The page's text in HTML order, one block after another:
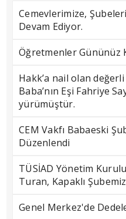
Cemevlerimize,
Devam Ediyor.
Öğretmenler Gününüz
Hakk’a nail olan
Baba’nın Eşi Fahriye
yürümüştür.
CEM Vakfı Babaeski
Düzenlendi
TÜSİAD Yönetim
Turan, Kapaklı
Genel Merkez'de